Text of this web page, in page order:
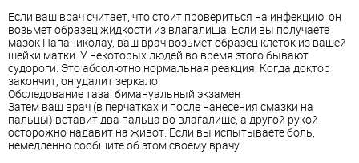
Если ваш врач считает, что стоит провериться на инфекцию, он
возьмет образец жидкости из влагалища. Если вы получаете
мазок Папаниколау, ваш врач возьмет образец клеток из вашей
шейки матки. У некоторых людей во время этого бывают
судороги. Это абсолютно нормальная реакция. Когда доктор
закончит, он удалит зеркало.
Обследование таза: бимануальный экзамен
Затем ваш врач (в перчатках и после нанесения смазки на
пальцы) вставит два пальца во влагалище, а другой рукой
осторожно надавит на живот. Если вы испытываете боль,
немедленно сообщите об этом своему врачу.